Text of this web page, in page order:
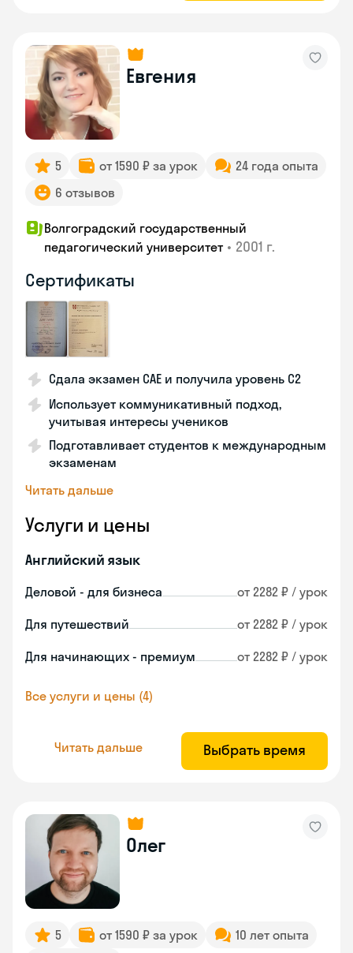
Евгения
5 от 1590 ₽ за урок
24 года опыта
6 отзывов
Волгоградский государственный
педагогический университет • 2001 г.
Сертификаты
Сдала экзамен CAE и получила уровень С2
Использует коммуникативный подход,
учитывая интересы учеников
Подготавливает студентов к международным
экзаменам
Читать дальше
Услуги и цены
Английский язык
Деловой - для бизнеса от 2282 ₽ / урок
Для путешествий от 2282 ₽ / урок
Для начинающих - премиум от 2282 ₽ / урок
Все услуги и цены (4)
Читать дальше Выбрать время
Олег
5 от 1590 ₽ за урок
10 лет опыта